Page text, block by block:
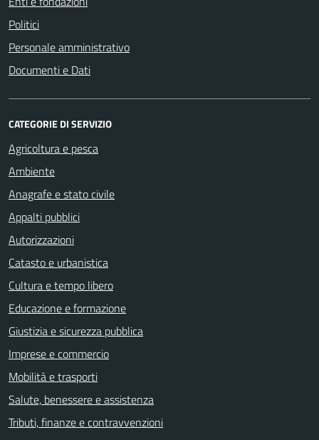
Politici
Personale amministrativo
Documenti e Dati
CATEGORIE DI SERVIZIO
Agricoltura e pesca
Ambiente
Anagrafe e stato civile
Appalti pubblici
Autorizzazioni
Catasto e urbanistica
Cultura e tempo libero
Educazione e formazione
Giustizia e sicurezza pubblica
Imprese e commercio
Mobilità e trasporti
Salute, benessere e assistenza
Tributi, finanze e contravvenzioni